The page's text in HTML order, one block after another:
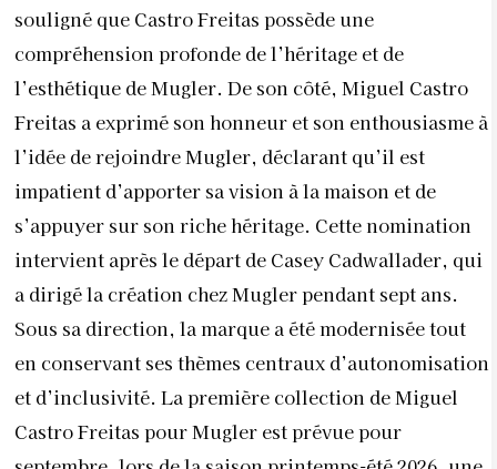
souligné que Castro Freitas possède une
compréhension profonde de l’héritage et de
l’esthétique de Mugler. ​De son côté, Miguel Castro
Freitas a exprimé son honneur et son enthousiasme à
l’idée de rejoindre Mugler, déclarant qu’il est
impatient d’apporter sa vision à la maison et de
s’appuyer sur son riche héritage. Cette nomination
intervient après le départ de Casey Cadwallader, qui
a dirigé la création chez Mugler pendant sept ans.
Sous sa direction, la marque a été modernisée tout
en conservant ses thèmes centraux d’autonomisation
et d’inclusivité. La première collection de Miguel
Castro Freitas pour Mugler est prévue pour